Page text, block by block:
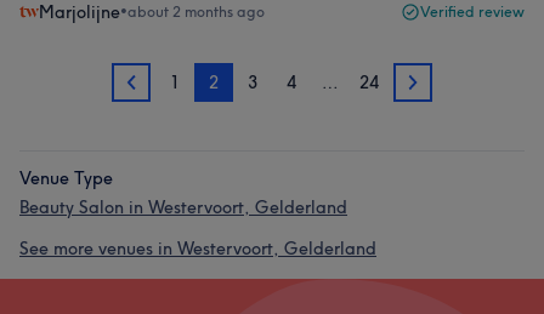
Marjolijne•about 2 months ago Verified review
1 1 2 3 4 … 24 3
Venue Type
Beauty Salon in Westervoort, Gelderland
See more venues in Westervoort, Gelderland